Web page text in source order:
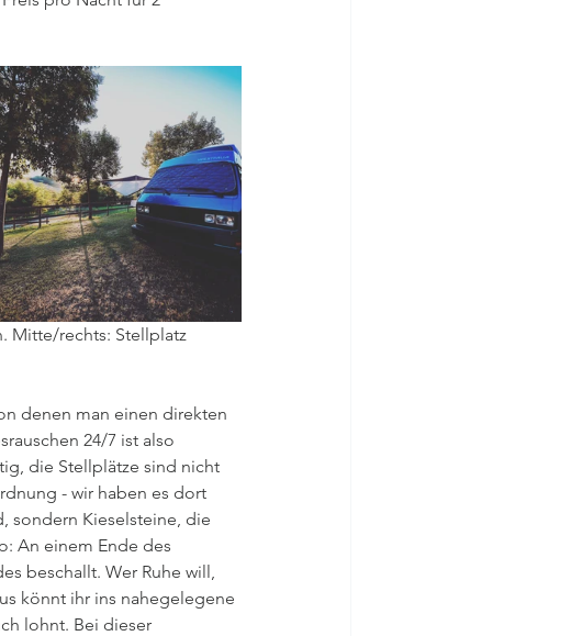
Mitte/rechts: Stellplatz
denen man einen direkten
24/7 ist also
die Stellplätze sind nicht
- wir haben es dort
sondern Kieselsteine, die
An einem Ende des
beschallt. Wer Ruhe will,
könnt ihr ins nahegelegene
lohnt. Bei dieser